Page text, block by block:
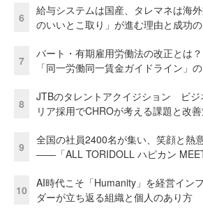
6
給与システムは国産、タレマネは海
のいいとこ取り」が進む理由と成功
7
パート・有期雇用労働法の改正とは
「同一労働同一賃金ガイドライン」
8
JTBのタレントアクイジション ビジ
リア採用でCHROが考える課題と改
9
全国の社員2400名が集い、笑顔と熱
――「ALL TORIDOLL ハピカン
10
AI時代こそ「Humanity」を経営イン
ダーが立ち返る組織と個人のあり方